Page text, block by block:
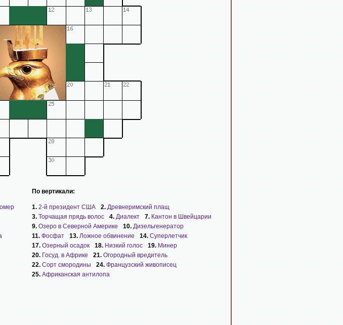
По вертикали:
1. 2-й президент США 2. Древнеримский плащ
3. Торчащая прядь волос 4. Диалект 7. Кантон в Швейцарии
9. Озеро в Северной Америке 10. Дизельгенератор
11. Фосфат 13. Ложное обвинение 14. Суперлетчик
17. Озерный осадок 18. Низкий голос 19. Минер
20. Госуд. в Африке 21. Огородный вредитель
22. Сорт смородины 24. Французский живописец
25. Африканская антилопа